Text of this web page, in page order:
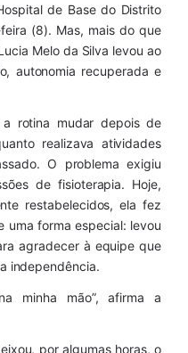
de Base do Distrito
(8). Mas, mais do que
Melo da Silva levou ao
autonomia recuperada e
rotina mudar depois de
realizava atividades
O problema exigiu
de fisioterapia. Hoje,
restabelecidos, ela fez
uma forma especial: levou
agradecer à equipe que
independência.
minha mão”, afirma a
por algumas horas, o